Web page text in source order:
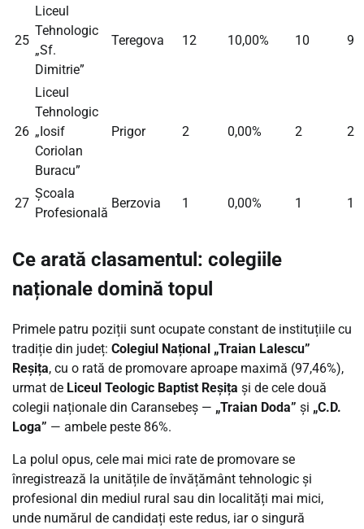
25
Liceul
Tehnologic
„Sf.
Dimitrie”
Teregova 12 10,00% 10 9
26
Liceul
Tehnologic
„Iosif
Coriolan
Buracu”
Prigor 2 0,00% 2 2
27
Școala
Profesională
Berzovia 1 0,00% 1 1
Ce arată clasamentul: colegiile
naționale domină topul
Primele patru poziții sunt ocupate constant de instituțiile cu
tradiție din județ: Colegiul Național „Traian Lalescu”
Reșița, cu o rată de promovare aproape maximă (97,46%),
urmat de Liceul Teologic Baptist Reșița și de cele două
colegii naționale din Caransebeș — „Traian Doda” și „C.D.
Loga” — ambele peste 86%.
La polul opus, cele mai mici rate de promovare se
înregistrează la unitățile de învățământ tehnologic și
profesional din mediul rural sau din localități mai mici,
unde numărul de candidați este redus, iar o singură